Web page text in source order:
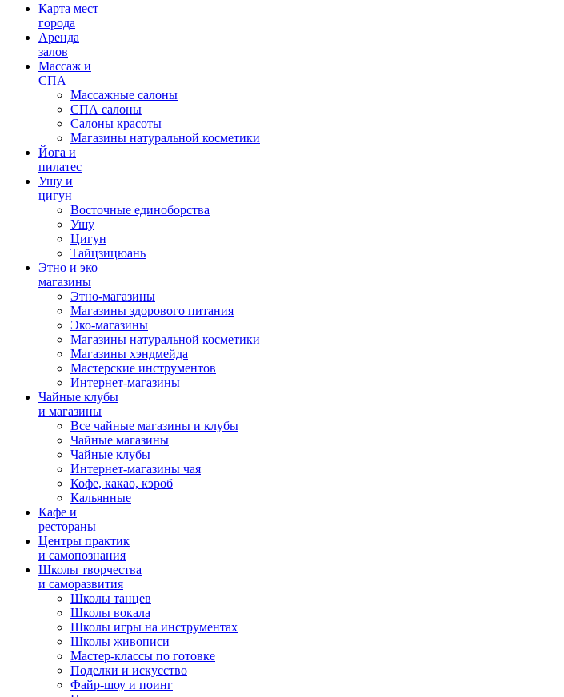
Карта мест
города
Аренда
залов
Массаж и
СПА
Массажные салоны
СПА салоны
Салоны красоты
Магазины натуральной косметики
Йога и
пилатес
Ушу и
цигун
Восточные единоборства
Ушу
Цигун
Тайцзицюань
Этно и эко
магазины
Этно-магазины
Магазины здорового питания
Эко-магазины
Магазины натуральной косметики
Магазины хэндмейда
Мастерские инструментов
Интернет-магазины
Чайные клубы
и магазины
Все чайные магазины и клубы
Чайные магазины
Чайные клубы
Интернет-магазины чая
Кофе, какао, кэроб
Кальянные
Кафе и
рестораны
Центры практик
и самопознания
Школы творчества
и саморазвития
Школы танцев
Школы вокала
Школы игры на инструментах
Школы живописи
Мастер-классы по готовке
Поделки и искусство
Файр-шоу и поинг